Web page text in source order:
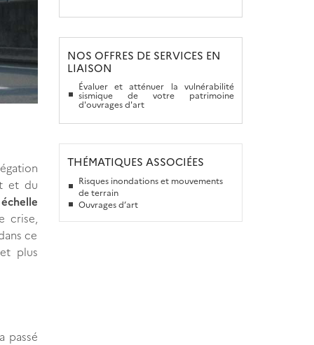
et du
crise,
ce
et plus
passé
NOS OFFRES DE SERVICES EN
LIAISON
Évaluer et atténuer la vulnérabilité
sismique de votre patrimoine
d'ouvrages d'art
THÉMATIQUES ASSOCIÉES
Risques inondations et mouvements
de terrain
Ouvrages d’art